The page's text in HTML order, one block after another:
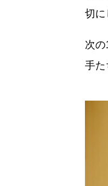
切に
次
手た